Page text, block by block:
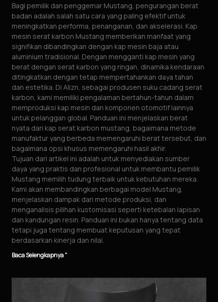
Bagi pemilik dan penggemar Mustang, pengurangan berat
badan adalah salah satu cara yang paling efektif untuk
meningkatkan performa, penanganan, dan akselerasi. Kap
mesin serat karbon Mustang memberikan manfaat yang
signifikan dibandingkan dengan kap mesin baja atau
aluminium tradisional. Dengan mengganti kap mesin yang
berat dengan serat karbon yang ringan, dinamika kendaraan
ditingkatkan dengan tetap mempertahankan daya tahan
dan estetika. Di Alizn, sebagai produsen suku cadang serat
karbon, kami memiliki pengalaman bertahun-tahun dalam
memproduksi kap mesin dan komponen otomotif lainnya
untuk pelanggan global. Panduan ini menjelaskan berat
nyata dari kap serat karbon mustang, bagaimana metode
manufaktur yang berbeda memengaruhi berat tersebut, dan
bagaimana opsi khusus memengaruhi hasil akhir.
Tujuan dari artikel ini adalah untuk menyediakan sumber
daya yang praktis dan profesional untuk membantu pemilik
Mustang memilih tudung terbaik untuk kebutuhan mereka.
Kami akan membandingkan berbagai model Mustang,
menjelaskan dampak dari metode produksi, dan
menganalisis pilihan kustomisasi seperti ketebalan lapisan
dan kandungan resin. Panduan ini bukan hanya tentang data
tetapi juga tentang membuat keputusan yang tepat
berdasarkan kinerja dan nilai.
Baca Selengkapnya "